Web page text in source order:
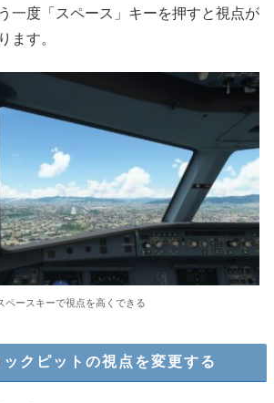
一度「スペース」キーを押すと視点が
ます。
ペースキーで視点を高くできる
クピットの視点を変更する